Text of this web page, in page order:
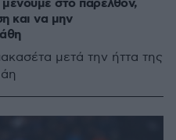
στο παρελθόν,
και να μην
μετά την ήττα της